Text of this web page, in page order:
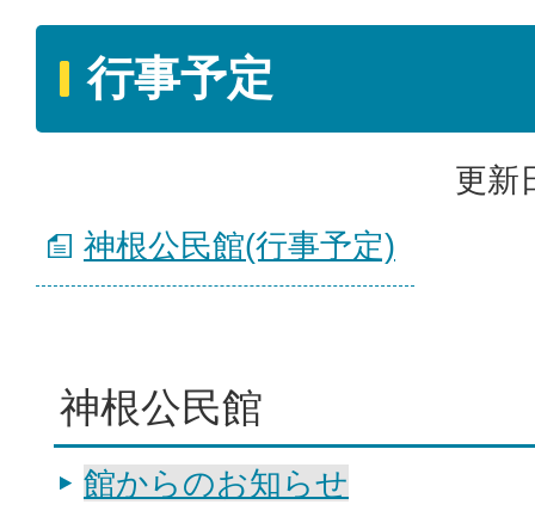
行事予定
更新
神根公民館(行事予定)
神根公民館
館からのお知らせ